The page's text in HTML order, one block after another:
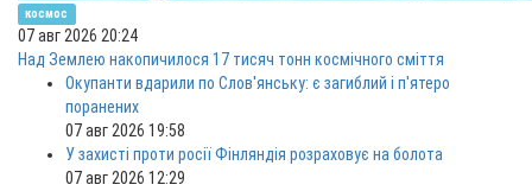
космос
07 авг 2026 20:24
Над Землею накопичилося 17 тисяч тонн космічного сміття
Окупанти вдарили по Слов'янську: є загиблий і п'ятеро
поранених
07 авг 2026 19:58
У захисті проти росії Фінляндія розраховує на болота
07 авг 2026 12:29